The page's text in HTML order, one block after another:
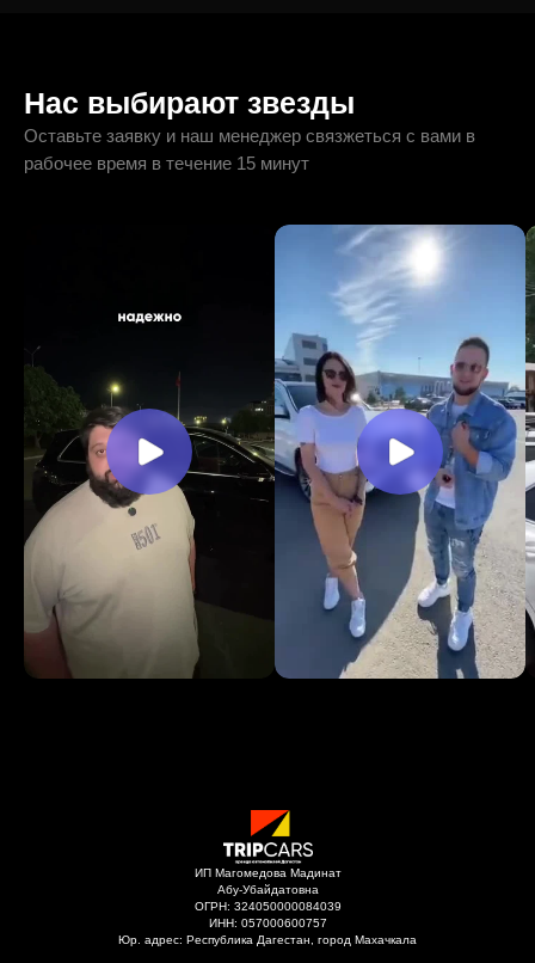
Нас выбирают звезды
Оставьте заявку и наш менеджер связжеться с вами в
рабочее время в течение 15 минут
ИП Магомедова Мадинат
Абу-Убайдатовна
ОГРН: 324050000084039
ИНН: 057000600757
Юр. адрес: Республика Дагестан, город Махачкала